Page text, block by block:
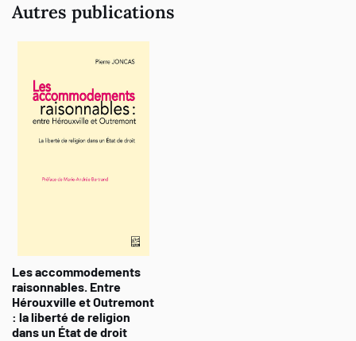
Autres publications
Les accommodements
raisonnables. Entre
Hérouxville et Outremont
: la liberté de religion
dans un État de droit